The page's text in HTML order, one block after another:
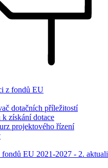
z fondů EU
dotačních příležitostí
k získání dotace
projektového řízení
fondů EU 2021-2027 - 2.